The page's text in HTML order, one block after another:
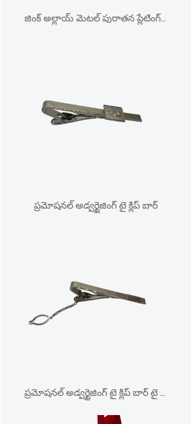
జింక్ అల్లాయ్ మెటల్ పురాతన ప్లేటింగ్ కౌబాయ్ బెల్ట్ బకిల్
ప్రమోషనల్ అడ్వర్టైజింగ్ టై క్లిప్ బార్
ప్రమోషనల్ అడ్వర్టైజింగ్ టై క్లిప్ బార్ టై టాక్ విత్ చైన్